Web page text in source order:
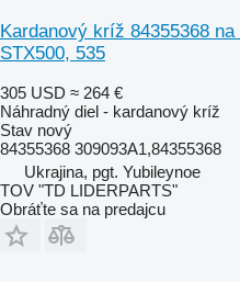
Kardanový kríž 84355368
STX500, 535
305 USD ≈ 264 €
Náhradný diel - kardanový kríž
Stav nový
84355368 309093A1,84355368
Ukrajina, pgt. Yubileynoe
TOV "TD LIDERPARTS"
Obráťte sa na predajcu